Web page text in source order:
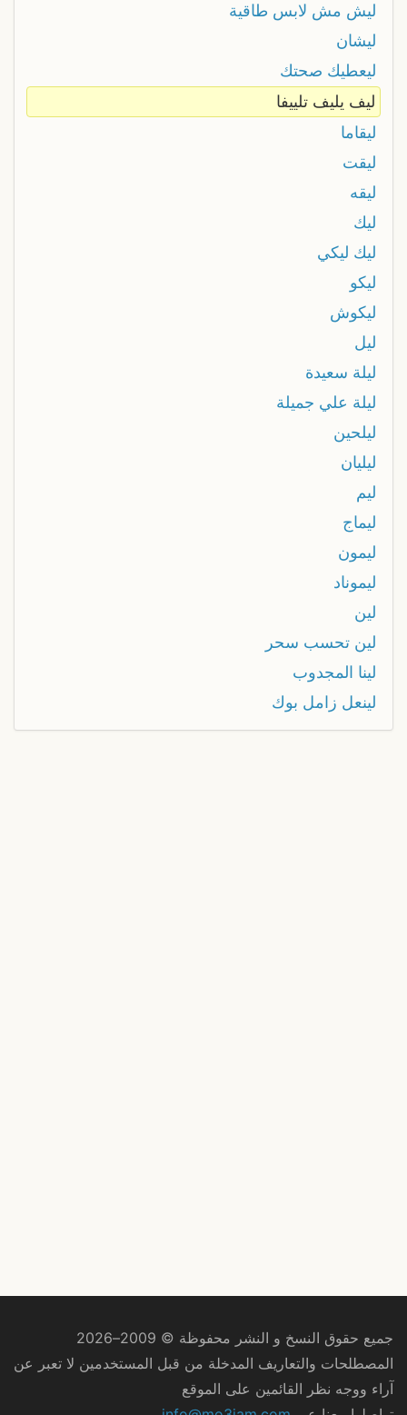
ليش مش لابس طاقية
ليشان
ليعطيك صحتك
ليف يليف تلييفا
ليقاما
ليقت
ليقه
ليك
ليك ليكي
ليكو
ليكوش
ليل
ليلة سعيدة
ليلة علي جميلة
ليلحين
ليليان
ليم
ليماج
ليمون
ليموناد
لين
لين تحسب سحر
لينا المجدوب
لينعل زامل بوك
جميع حقوق النسخ و النشر محفوظة © 2009–2026
المصطلحات والتعاريف المدخلة من قبل المستخدمين لا تعبر عن
آراء ووجه نظر القائمين على الموقع